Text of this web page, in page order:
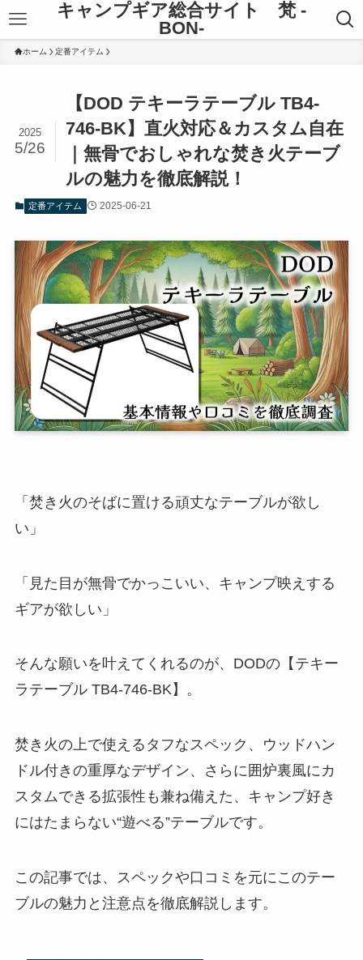
キャンプギア総合サイト 梵 -
BON-
ホーム 定番アイテム
【DOD テキーラテーブル TB4-
746-BK】直火対応＆カスタム自在
｜無骨でおしゃれな焚き火テーブ
ルの魅力を徹底解説！
2025
5/26
定番アイテム 2025-06-21
「焚き火のそばに置ける頑丈なテーブルが欲し
い」
「見た目が無骨でかっこいい、キャンプ映えする
ギアが欲しい」
そんな願いを叶えてくれるのが、DODの【テキー
ラテーブル TB4-746-BK】。
焚き火の上で使えるタフなスペック、ウッドハン
ドル付きの重厚なデザイン、さらに囲炉裏風にカ
スタムできる拡張性も兼ね備えた、キャンプ好き
にはたまらない“遊べる”テーブルです。
この記事では、スペックや口コミを元にこのテー
ブルの魅力と注意点を徹底解説します。